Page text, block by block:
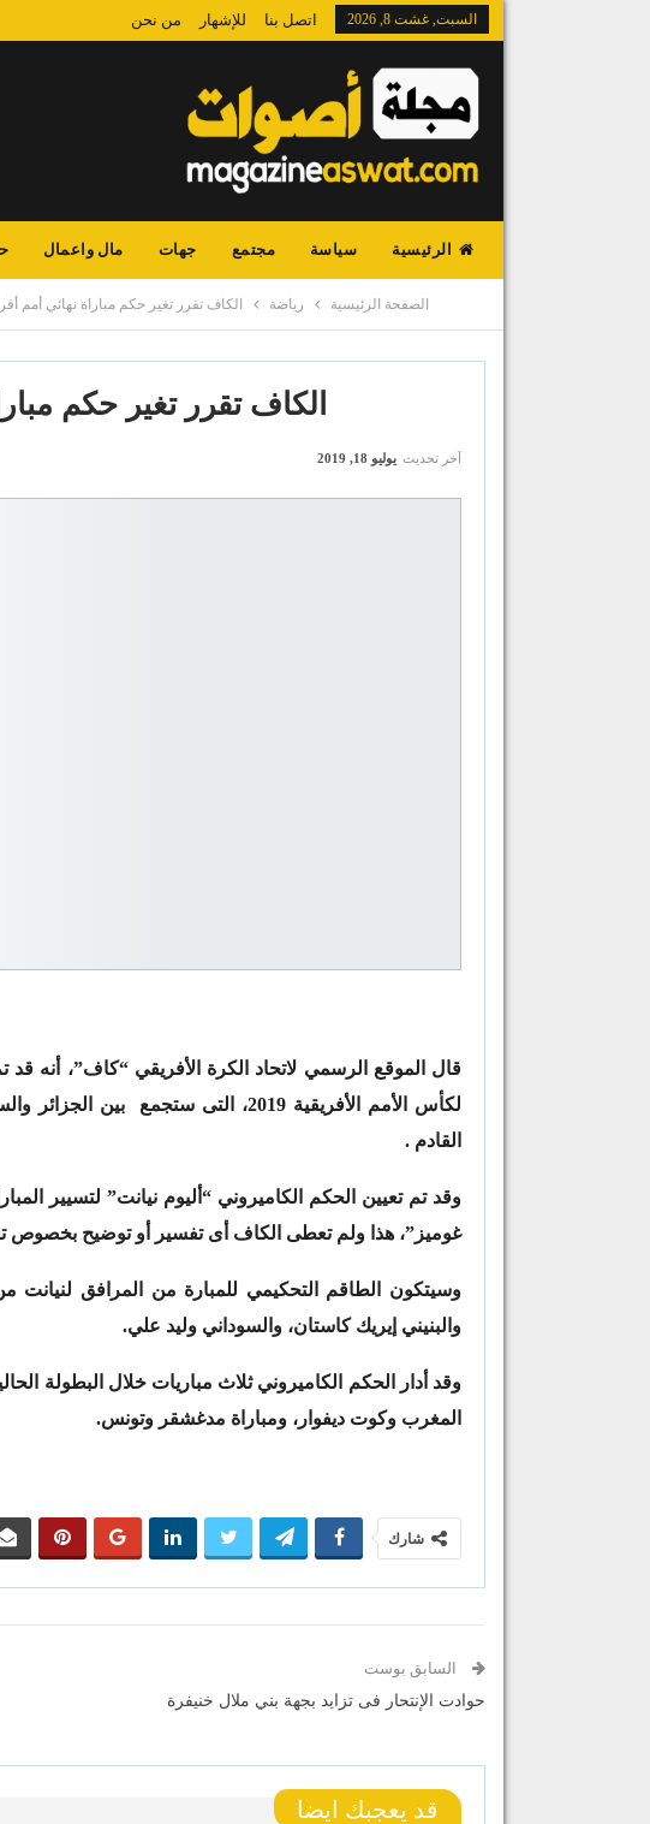
السبت, غشت 8, 2026 اتصل بنا للإشهار من نحن
الرئيسية سياسة مجتمع جهات مال واعمال
الصفحة الرئيسية رياضة الكاف تقرر تغير حكم مباراة نهائي أمم
الكاف تقرر تغير حكم
آخر تحديث يوليو 18, 2019
قال الموقع الرسمي لاتحاد الكرة الأفريقي “كاف”، أنه قد
لكأس الأمم الأفريقية 2019، التى
القادم .
وقد تم تعيين الحكم الكاميروني “أليوم نيانت” لتسيير
غوميز”، هذا ولم تعطى الكاف أى تفسير أو توضيح بخصوص
وسيتكون الطاقم التحكيمي للمبارة من المرافق لنيانت
والبنيني إيريك كاستان، والسوداني وليد علي.
وقد أدار الحكم الكاميروني ثلاث مباريات خلال البطولة
المغرب وكوت ديفوار، ومباراة مدغشقر وتونس.
شارك
السابق بوست
حوادت الإنتحار فى تزايد بجهة بني ملال خنيفرة
قد يعجبك ايضا